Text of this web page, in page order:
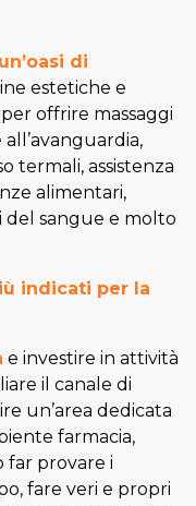
un’oasi di
estetiche e
offrire massaggi
termali, assistenza
alimentari,
del sangue e molto
indicati per la
e investire in attività
il canale di
un’area dedicata
farmacia,
far provare i
fare veri e propri